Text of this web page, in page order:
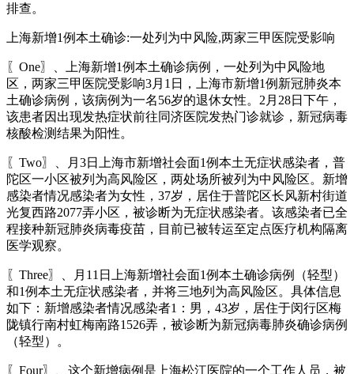
排查。
上海新增1例本土确诊:一处列为中风险,两家三甲医院受影响
〖One〗、上海新增1例本土确诊病例，一处列为中风险地
区，两家三甲医院受影响3月1日，上海市新增1例新冠肺炎本
土确诊病例，该病例为一名56岁的退休女性。2月28日下午，
该患者因出现发热症状前往同济医院发热门诊就诊，新冠病毒
核酸检测结果为阳性。
〖Two〗、月3日上海市新增社会面1例本土无症状感染者，普
陀区一小区被列为高风险区，两处场所被列为中风险区。新增
感染者情况感染者为女性，37岁，居住于普陀区长风新村街道
光复西路2077弄小区，被诊断为无症状感染者。该感染者已全
程接种新冠肺炎病毒疫苗，目前已被转运至定点医疗机构隔离
医学观察。
〖Three〗、月11日上海新增社会面1例本土确诊病例（轻型）
和1例本土无症状感染者，并将三地列为高风险区。具体信息
如下：新增感染者情况感染者1：男，43岁，居住于闵行区梅
陇镇行南村虹梅南路1526弄，被诊断为新冠病毒肺炎确诊病例
（轻型）。
〖Four〗、这个新增病例是上海松江医院的一个工作人员，被